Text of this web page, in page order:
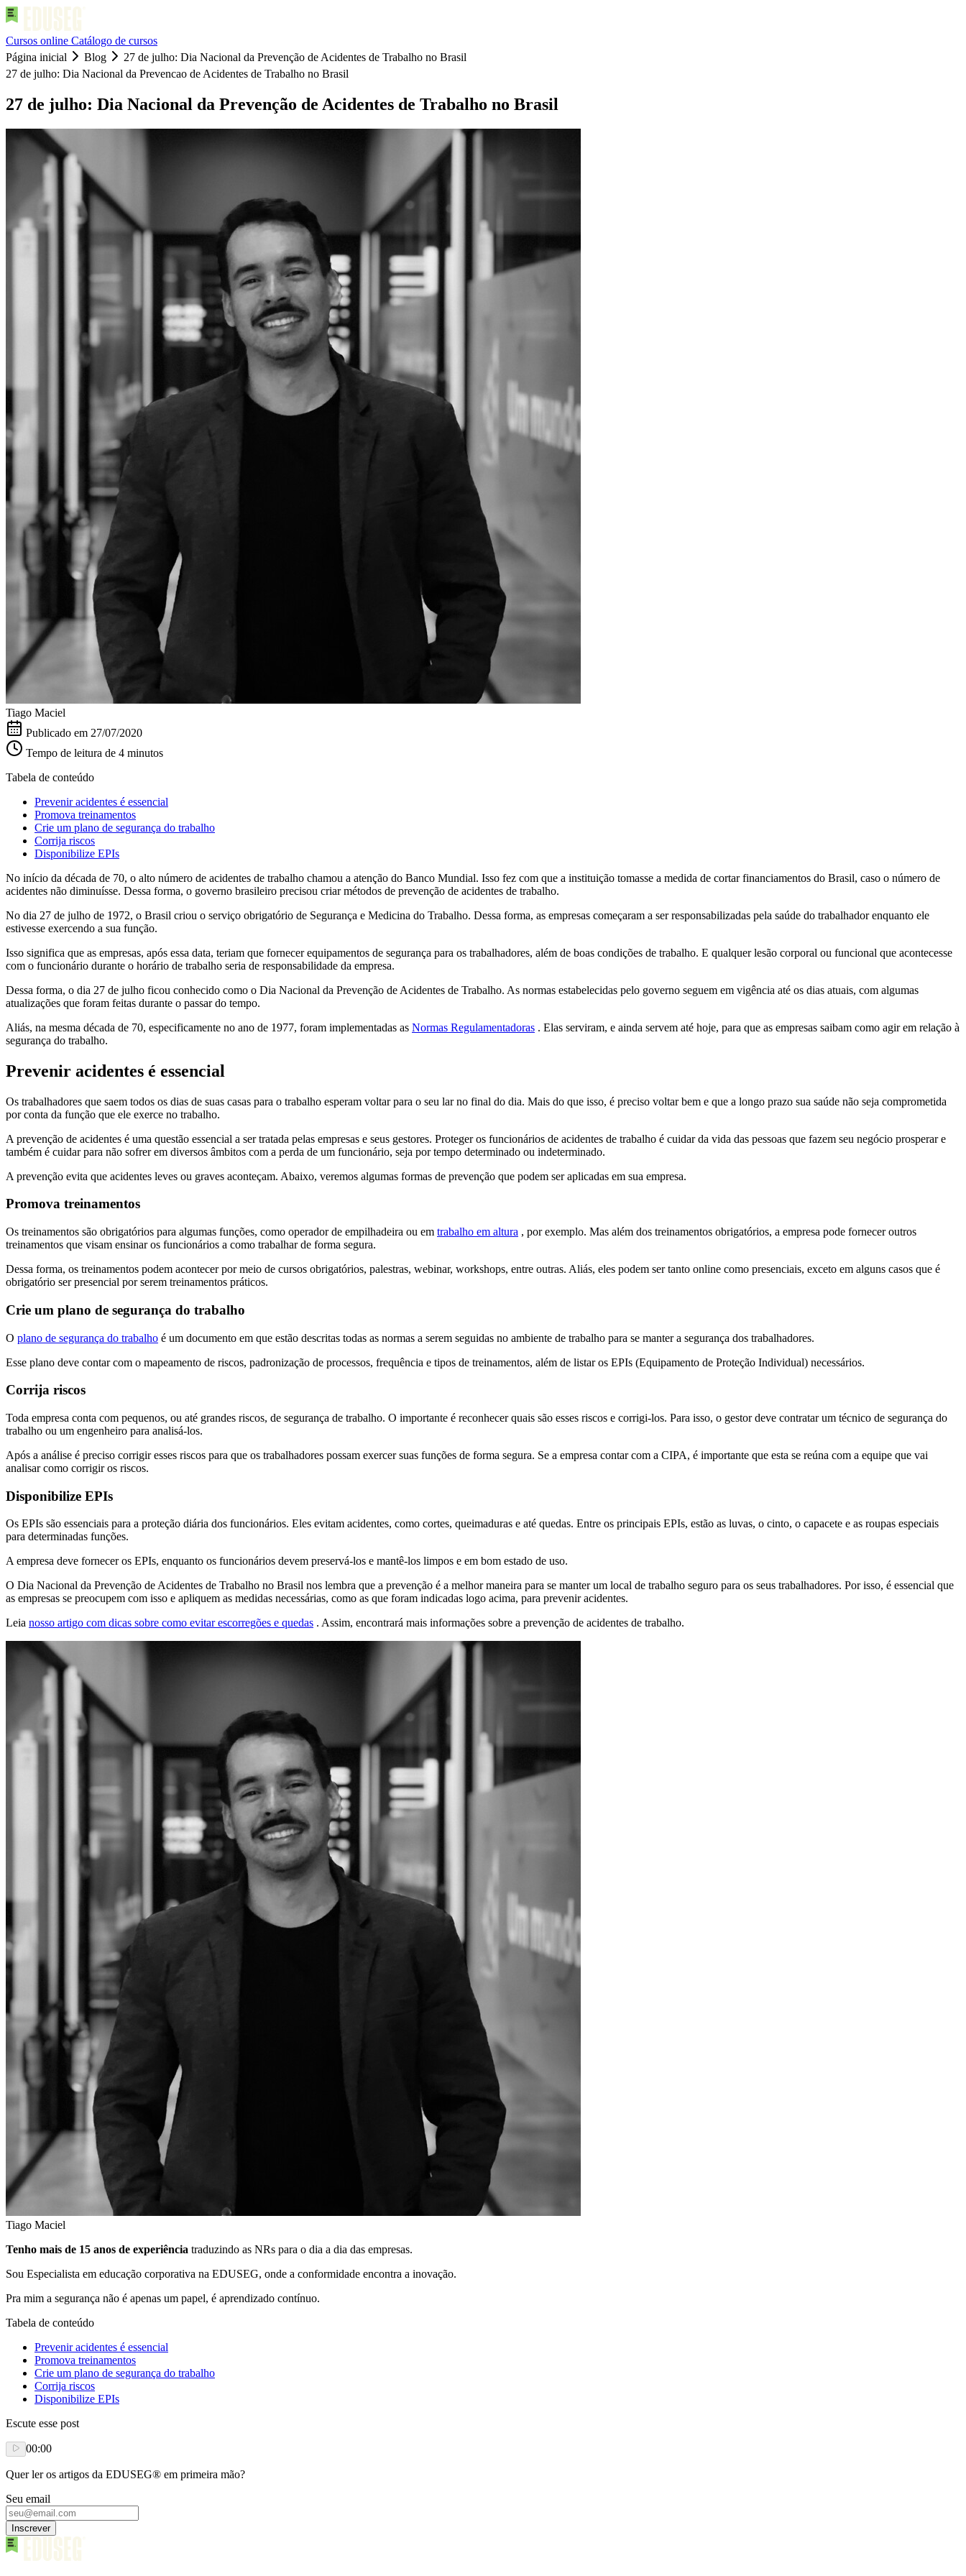
Cursos online Catálogo de cursos
Página inicial
Blog
27 de julho: Dia Nacional da Prevenção de Acidentes de Trabalho no Brasil
27 de julho: Dia Nacional da Prevencao de Acidentes de Trabalho no Brasil
27 de julho: Dia Nacional da Prevenção de Acidentes de Trabalho no Brasil
Tiago Maciel
Publicado em 27/07/2020
Tempo de leitura de 4 minutos
Tabela de conteúdo
Prevenir acidentes é essencial
Promova treinamentos
Crie um plano de segurança do trabalho
Corrija riscos
Disponibilize EPIs
No início da década de 70, o alto número de acidentes de trabalho chamou a atenção do Banco Mundial. Isso fez com que a instituição tomasse a medida de cortar financiamentos do Brasil, caso o número de
acidentes não diminuísse. Dessa forma, o governo brasileiro precisou criar métodos de prevenção de acidentes de trabalho.
No dia 27 de julho de 1972, o Brasil criou o serviço obrigatório de Segurança e Medicina do Trabalho. Dessa forma, as empresas começaram a ser responsabilizadas pela saúde do trabalhador enquanto ele
estivesse exercendo a sua função.
Isso significa que as empresas, após essa data, teriam que fornecer equipamentos de segurança para os trabalhadores, além de boas condições de trabalho. E qualquer lesão corporal ou funcional que acontecesse
com o funcionário durante o horário de trabalho seria de responsabilidade da empresa.
Dessa forma, o dia 27 de julho ficou conhecido como o Dia Nacional da Prevenção de Acidentes de Trabalho. As normas estabelecidas pelo governo seguem em vigência até os dias atuais, com algumas
atualizações que foram feitas durante o passar do tempo.
Aliás, na mesma década de 70, especificamente no ano de 1977, foram implementadas as Normas Regulamentadoras . Elas serviram, e ainda servem até hoje, para que as empresas saibam como agir em relação à
segurança do trabalho.
Prevenir acidentes é essencial
Os trabalhadores que saem todos os dias de suas casas para o trabalho esperam voltar para o seu lar no final do dia. Mais do que isso, é preciso voltar bem e que a longo prazo sua saúde não seja comprometida
por conta da função que ele exerce no trabalho.
A prevenção de acidentes é uma questão essencial a ser tratada pelas empresas e seus gestores. Proteger os funcionários de acidentes de trabalho é cuidar da vida das pessoas que fazem seu negócio prosperar e
também é cuidar para não sofrer em diversos âmbitos com a perda de um funcionário, seja por tempo determinado ou indeterminado.
A prevenção evita que acidentes leves ou graves aconteçam. Abaixo, veremos algumas formas de prevenção que podem ser aplicadas em sua empresa.
Promova treinamentos
Os treinamentos são obrigatórios para algumas funções, como operador de empilhadeira ou em trabalho em altura , por exemplo. Mas além dos treinamentos obrigatórios, a empresa pode fornecer outros
treinamentos que visam ensinar os funcionários a como trabalhar de forma segura.
Dessa forma, os treinamentos podem acontecer por meio de cursos obrigatórios, palestras, webinar, workshops, entre outras. Aliás, eles podem ser tanto online como presenciais, exceto em alguns casos que é
obrigatório ser presencial por serem treinamentos práticos.
Crie um plano de segurança do trabalho
O plano de segurança do trabalho é um documento em que estão descritas todas as normas a serem seguidas no ambiente de trabalho para se manter a segurança dos trabalhadores.
Esse plano deve contar com o mapeamento de riscos, padronização de processos, frequência e tipos de treinamentos, além de listar os EPIs (Equipamento de Proteção Individual) necessários.
Corrija riscos
Toda empresa conta com pequenos, ou até grandes riscos, de segurança de trabalho. O importante é reconhecer quais são esses riscos e corrigi-los. Para isso, o gestor deve contratar um técnico de segurança do
trabalho ou um engenheiro para analisá-los.
Após a análise é preciso corrigir esses riscos para que os trabalhadores possam exercer suas funções de forma segura. Se a empresa contar com a CIPA, é importante que esta se reúna com a equipe que vai
analisar como corrigir os riscos.
Disponibilize EPIs
Os EPIs são essenciais para a proteção diária dos funcionários. Eles evitam acidentes, como cortes, queimaduras e até quedas. Entre os principais EPIs, estão as luvas, o cinto, o capacete e as roupas especiais
para determinadas funções.
A empresa deve fornecer os EPIs, enquanto os funcionários devem preservá-los e mantê-los limpos e em bom estado de uso.
O Dia Nacional da Prevenção de Acidentes de Trabalho no Brasil nos lembra que a prevenção é a melhor maneira para se manter um local de trabalho seguro para os seus trabalhadores. Por isso, é essencial que
as empresas se preocupem com isso e apliquem as medidas necessárias, como as que foram indicadas logo acima, para prevenir acidentes.
Leia nosso artigo com dicas sobre como evitar escorregões e quedas . Assim, encontrará mais informações sobre a prevenção de acidentes de trabalho.
Tiago Maciel
Tenho mais de 15 anos de experiência traduzindo as NRs para o dia a dia das empresas.
Sou Especialista em educação corporativa na EDUSEG, onde a conformidade encontra a inovação.
Pra mim a segurança não é apenas um papel, é aprendizado contínuo.
Tabela de conteúdo
Prevenir acidentes é essencial
Promova treinamentos
Crie um plano de segurança do trabalho
Corrija riscos
Disponibilize EPIs
Escute esse post
00:00
Quer ler os artigos da EDUSEG® em primeira mão?
Seu email
Inscrever